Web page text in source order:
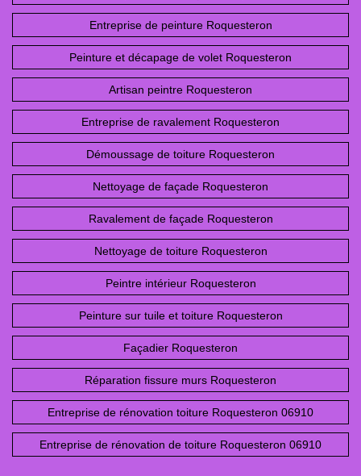
Entreprise de peinture Roquesteron
Peinture et décapage de volet Roquesteron
Artisan peintre Roquesteron
Entreprise de ravalement Roquesteron
Démoussage de toiture Roquesteron
Nettoyage de façade Roquesteron
Ravalement de façade Roquesteron
Nettoyage de toiture Roquesteron
Peintre intérieur Roquesteron
Peinture sur tuile et toiture Roquesteron
Façadier Roquesteron
Réparation fissure murs Roquesteron
Entreprise de rénovation toiture Roquesteron 06910
Entreprise de rénovation de toiture Roquesteron 06910